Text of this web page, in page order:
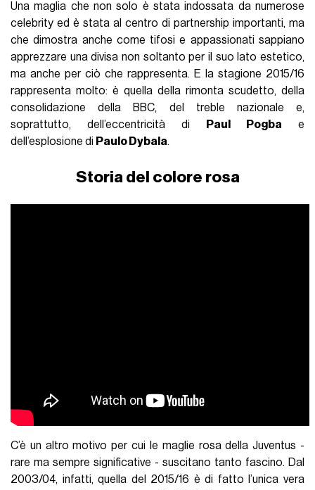
Una maglia che non solo è stata indossata da numerose
celebrity ed è stata al centro di partnership importanti, ma
che dimostra anche come tifosi e appassionati sappiano
apprezzare una divisa non soltanto per il suo lato estetico,
ma anche per ciò che rappresenta. E la stagione 2015/16
rappresenta molto: è quella della rimonta scudetto, della
consolidazione della BBC, del treble nazionale e,
soprattutto, dell’eccentricità di
Paul Pogba e
dell’esplosione di Paulo Dybala.
Storia del colore rosa
C’è un altro motivo per cui le maglie rosa della Juventus -
rare ma sempre significative - suscitano tanto fascino. Dal
2003/04, infatti, quella del 2015/16 è di fatto l’unica vera